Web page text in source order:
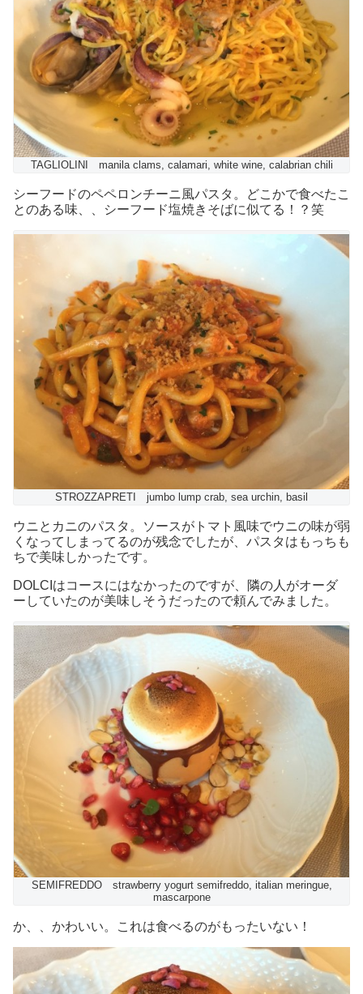
TAGLIOLINI manila clams, calamari, white wine, calabrian chili
シーフードのペペロンチーニ風パスタ。どこかで食べたこ
とのある味、、シーフード塩焼きそばに似てる！？笑
STROZZAPRETI jumbo lump crab, sea urchin, basil
ウニとカニのパスタ。ソースがトマト風味でウニの味が弱
くなってしまってるのが残念でしたが、パスタはもっちも
ちで美味しかったです。
DOLCIはコースにはなかったのですが、隣の人がオーダ
ーしていたのが美味しそうだったので頼んでみました。
SEMIFREDDO strawberry yogurt semifreddo, italian meringue,
mascarpone
か、、かわいい。これは食べるのがもったいない！